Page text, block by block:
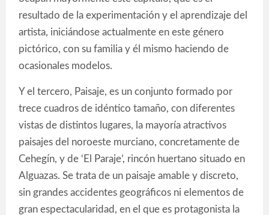
resultado de la experimentación y el aprendizaje del
artista, iniciándose actualmente en este género
pictórico, con su familia y él mismo haciendo de
ocasionales modelos.
Y el tercero, Paisaje, es un conjunto formado por
trece cuadros de idéntico tamaño, con diferentes
vistas de distintos lugares, la mayoría atractivos
paisajes del noroeste murciano, concretamente de
Cehegín, y de ‘El Paraje’, rincón huertano situado en
Alguazas. Se trata de un paisaje amable y discreto,
sin grandes accidentes geográficos ni elementos de
gran espectacularidad, en el que es protagonista la